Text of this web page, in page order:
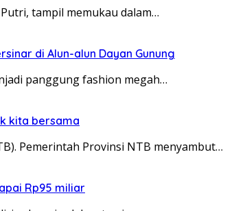
tampil memukau dalam…
di Alun-alun Dayan Gunung
panggung fashion megah…
kita bersama
Pemerintah Provinsi NTB menyambut…
Rp95 miliar